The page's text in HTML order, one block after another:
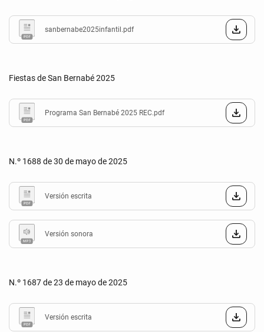
sanbernabe2025infantil.pdf
Fiestas de San Bernabé 2025
Programa San Bernabé 2025 REC.pdf
N.º 1688 de 30 de mayo de 2025
Versión escrita
Versión sonora
N.º 1687 de 23 de mayo de 2025
Versión escrita